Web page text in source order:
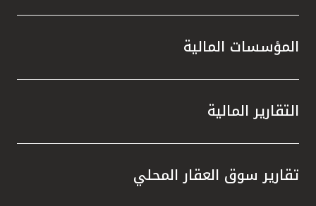
المؤسسات المالية
التقارير المالية
تقارير سوق العقار المحلي